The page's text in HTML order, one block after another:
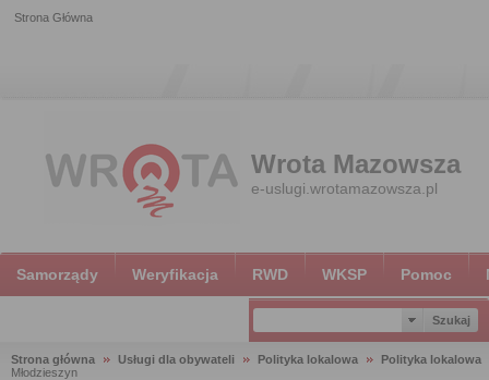
Strona Główna
Wrota Mazowsza
e-uslugi.wrotamazowsza.pl
Samorządy Weryfikacja RWD WKSP Pomoc
Strona główna Usługi dla obywateli Polityka lokalowa
Polityka lokalowa
Młodzieszyn